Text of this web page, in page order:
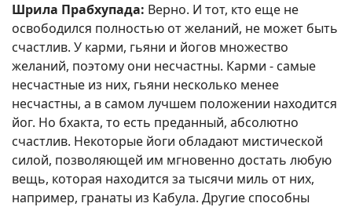
Шрила Прабхупада: Верно. И тот, кто еще не
освободился полностью от желаний, не может быть
счастлив. У карми, гьяни и йогов множество
желаний, поэтому они несчастны. Карми - самые
несчастные из них, гьяни несколько менее
несчастны, а в самом лучшем положении находится
йог. Но бхакта, то есть преданный, абсолютно
счастлив. Некоторые йоги обладают мистической
силой, позволяющей им мгновенно достать любую
вещь, которая находится за тысячи миль от них,
например, гранаты из Кабула. Другие способны